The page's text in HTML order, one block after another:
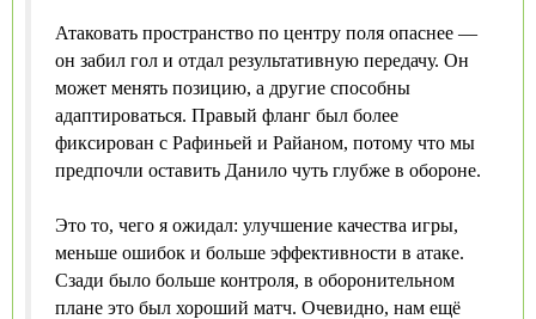
Атаковать пространство по центру поля опаснее —
он забил гол и отдал результативную передачу. Он
может менять позицию, а другие способны
адаптироваться. Правый фланг был более
фиксирован с Рафиньей и Райаном, потому что мы
предпочли оставить Данило чуть глубже в обороне.
Это то, чего я ожидал: улучшение качества игры,
меньше ошибок и больше эффективности в атаке.
Сзади было больше контроля, в оборонительном
плане это был хороший матч. Очевидно, нам ещё